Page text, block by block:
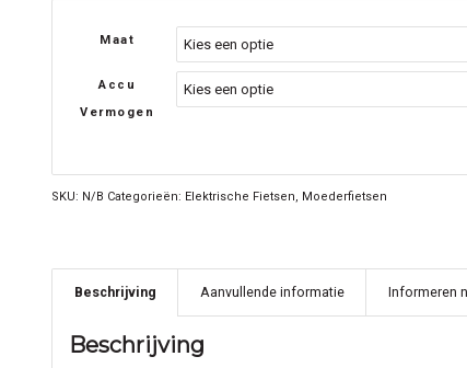
Maat
Accu
Vermogen
SKU: N/B Categorieën: Elektrische Fietsen Moederfietsen
Beschrijving Aanvullende informatie Informeren
Beschrijving